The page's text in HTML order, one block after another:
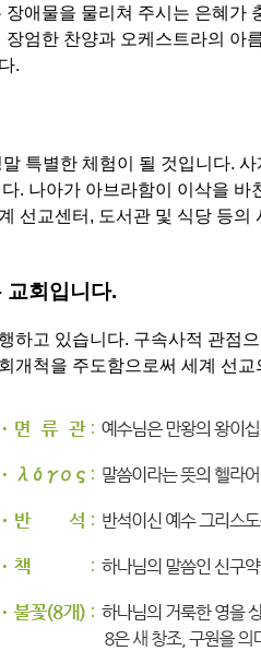
애물을 물리쳐 주시는 은혜가
엄한 찬양과 오케스트라의 아
.
특별한 체험이 될 것입니다.
. 나아가 아브라함이 이삭을 바
선교센터, 도서관 및 식당 등의
교회입니다.
하고 있습니다. 구속사적 관점
개척을 주도함으로써 세계 선